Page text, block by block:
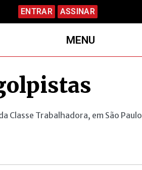
ENTRAR ASSINAR
MENU
Classe Trabalhadora, em São Paulo